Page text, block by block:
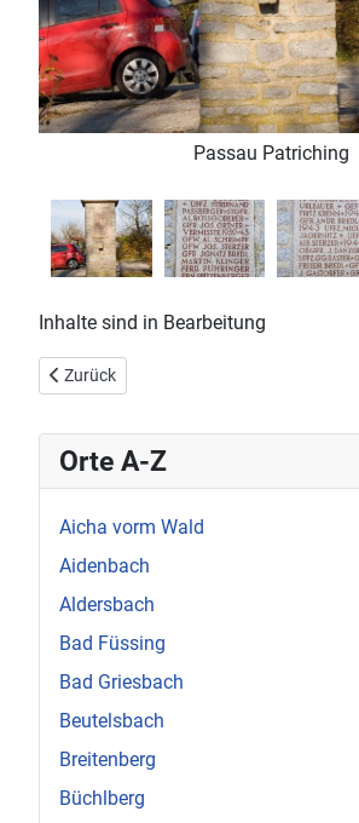
Passau Patriching
Inhalte sind in Bearbeitung
Vorheriger Beitrag: Passau Schalding l.d.D.
Zurück
Orte A-Z
Aicha vorm Wald
Aidenbach
Aldersbach
Bad Füssing
Bad Griesbach
Beutelsbach
Breitenberg
Büchlberg